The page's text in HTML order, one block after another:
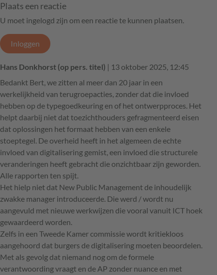
Plaats een reactie
U moet ingelogd zijn om een reactie te kunnen plaatsen.
Inloggen
Hans Donkhorst (op pers. titel) | 13 oktober 2025, 12:45
Bedankt Bert, we zitten al meer dan 20 jaar in een
werkelijkheid van terugroepacties, zonder dat die invloed
hebben op de typegoedkeuring en of het ontwerpproces. Het
helpt daarbij niet dat toezichthouders gefragmenteerd eisen
dat oplossingen het formaat hebben van een enkele
stoeptegel. De overheid heeft in het algemeen de echte
invloed van digitalisering gemist, een invloed die structurele
veranderingen heeft gebracht die onzichtbaar zijn geworden.
Alle rapporten ten spijt.
Het hielp niet dat New Public Management de inhoudelijk
zwakke manager introduceerde. Die werd / wordt nu
aangevuld met nieuwe werkwijzen die vooral vanuit ICT hoek
gewaardeerd worden.
Zelfs in een Tweede Kamer commissie wordt kritiekloos
aangehoord dat burgers de digitalisering moeten beoordelen.
Met als gevolg dat niemand nog om de formele
verantwoording vraagt en de AP zonder nuance en met